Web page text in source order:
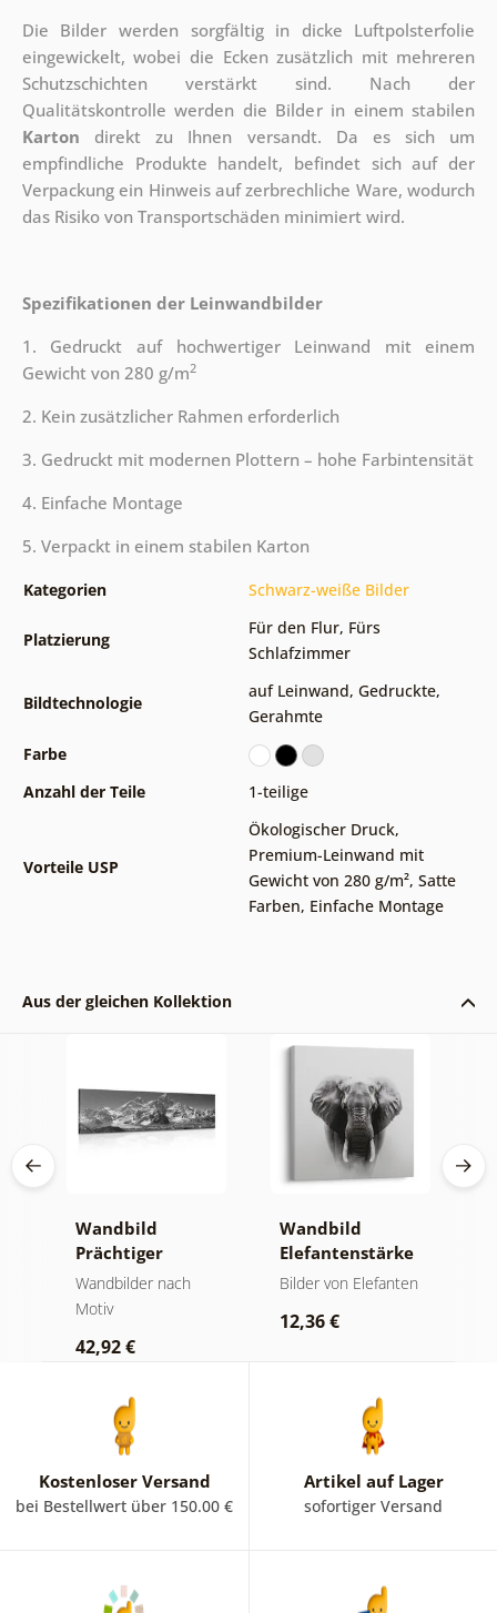
Die Bilder werden sorgfältig in dicke Luftpolsterfolie
eingewickelt, wobei die Ecken zusätzlich mit mehreren
Schutzschichten verstärkt sind. Nach der
Qualitätskontrolle werden die Bilder in einem stabilen
Karton direkt zu Ihnen versandt. Da es sich um
empfindliche Produkte handelt, befindet sich auf der
Verpackung ein Hinweis auf zerbrechliche Ware, wodurch
das Risiko von Transportschäden minimiert wird.
Spezifikationen der Leinwandbilder
1. Gedruckt auf hochwertiger Leinwand mit einem
Gewicht von 280 g/m2
2. Kein zusätzlicher Rahmen erforderlich
3. Gedruckt mit modernen Plottern – hohe Farbintensität
4. Einfache Montage
5. Verpackt in einem stabilen Karton
Kategorien Schwarz-weiße Bilder
Platzierung
Für den Flur, Fürs
Schlafzimmer
Bildtechnologie
auf Leinwand, Gedruckte,
Gerahmte
Farbe
Anzahl der Teile
1-teilige
Vorteile USP
Ökologischer Druck,
Premium-Leinwand mit
Gewicht von 280 g/m², Satte
Farben, Einfache Montage
Aus der gleichen Kollektion
Wandbild
Prächtiger
Berggipfel in
Schwarz-Weiß
Wandbilder nach
Motiv
42,92 €
Wandbild
Elefantenstärke
und Ruhe
Bilder von Elefanten
12,36 €
Kostenloser Versand
bei Bestellwert über 150.00 €
Artikel auf Lager
sofortiger Versand